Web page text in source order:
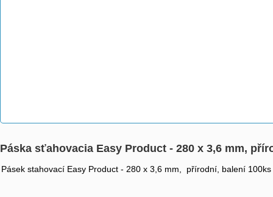
Páska sťahovacia Easy Product - 280 x 3,6 mm,
Pásek stahovací Easy Product - 280 x 3,6 mm, přírodní, balení